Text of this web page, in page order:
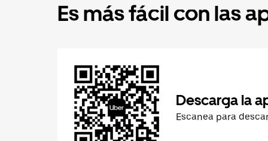
Es más fácil con las
Descarga la
Escanea para